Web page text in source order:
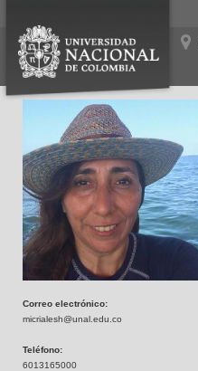
Correo electrónico:
micrialesh@unal.edu.co
Teléfono:
6013165000